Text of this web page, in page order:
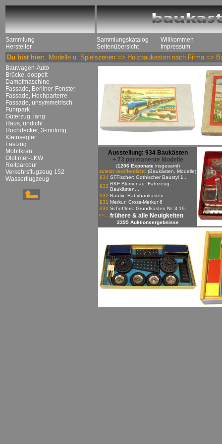
Sammlung
Hersteller
Sammlungskatalog
Seitenübersicht
Willkommen
Impressum
Du bist hier: Modelle u. Spielszenen => Holzbaukasten nach Firma =>
Bauwagen-Auto
Brücke, doppelt
Dampfmaschine
Fassade, Berliner-Fenster-
Fassade, Hochparterre
Fassade, unsymmetrisch
Fuhrpark
Güterzug, lang
Haus, undicht
Hochdecker, 3-motorig
Kleinsegler
Lastzug
Mobilkran
Oldtimer-LKW
Reitparcour
Verkehrsflugzeug 152
Wasserflugzeug
Ausstellung: 934 Baukästen
+ 73 permanente Modelle
(1206 Exponate insgesamt)
zuletzt veröffentlicht: (Baukästen, Modelle)
934 SFFischer: Gothischer Baustyl 1..
933 BKF Blumenau: Fahrzeug-
Baukästen...
932 Baufix: Babybaukasten
931 Merkur: Cross-Merkur 6
930 Schefflers: Grundkasten Nr. 3 19..
<=...
frühere & alle Neuigkeiten
2395 Auktionsergebnisse